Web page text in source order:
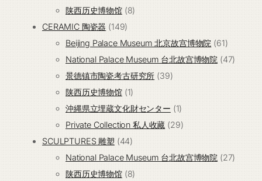
产
品
陕西历史博物馆 88
产
品
CERAMIC 陶瓷器 149149
个
产
品
Beijing Palace Museum 北京故宫博物院 6161
个
National Palace Museum 台北故宫博物院 4747
景德镇市陶瓷考古研究所 3939
产
品
陕西历史博物馆 11
个
产
品
沖縄県立埋蔵文化財センター 11
个
品
Private Collection 私人收藏 2929
产
SCULPTURES 雕塑 4444
个
产
National Palace Museum 台北故宫博物院 2727
陕西历史博物馆 88